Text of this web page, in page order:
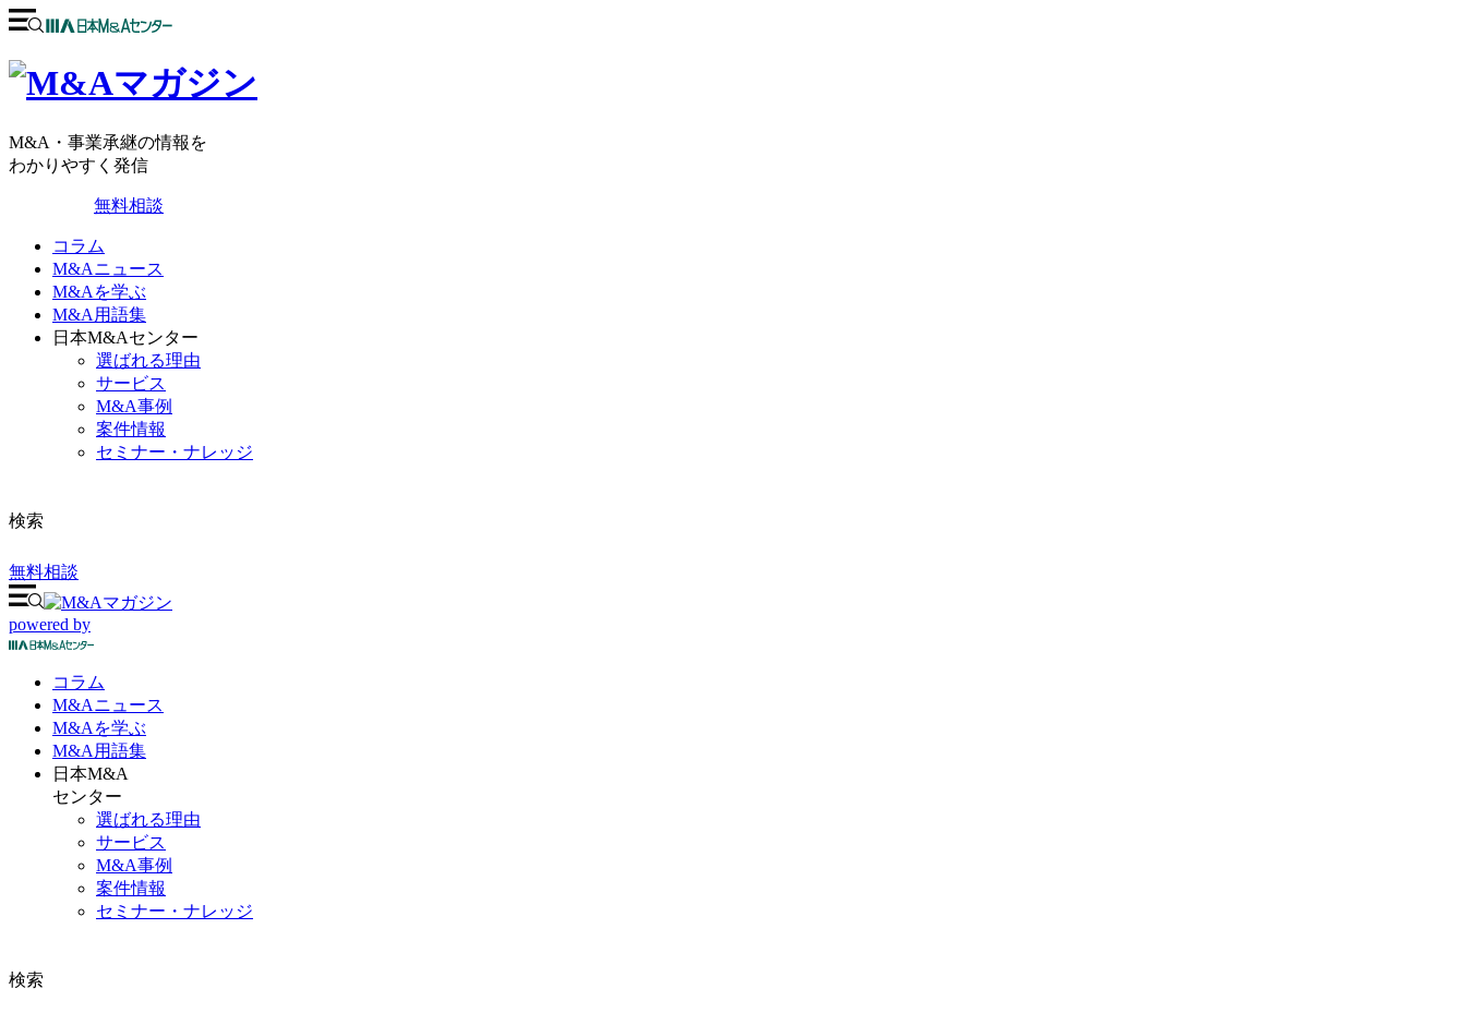
M&A・事業承継の情報を
わかりやすく発信
無料相談
コラム
M&Aニュース
M&Aを学ぶ
M&A用語集
日本M&Aセンター
選ばれる理由
サービス
M&A事例
案件情報
セミナー・ナレッジ
検索
無料相談
powered by
コラム
M&Aニュース
M&Aを学ぶ
M&A 用語集
日本M&A
センター
選ばれる理由
サービス
M&A事例
案件情報
セミナー・ナレッジ
検索